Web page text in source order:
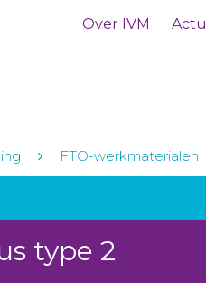
Over IVM
FTO-werkmaterialen
type 2